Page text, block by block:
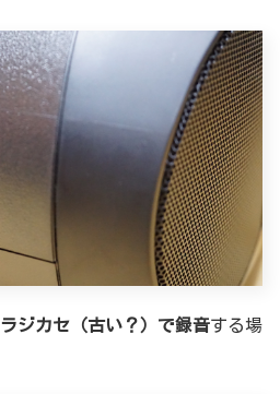
ラジカセ（古い？）で録音する場